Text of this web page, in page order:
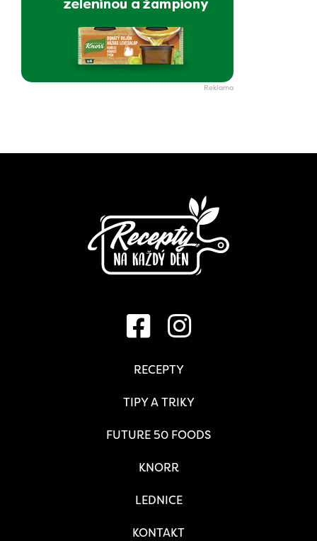
RECEPTY
TIPY A TRIKY
FUTURE 50 FOODS
KNORR
LEDNICE
KONTAKT